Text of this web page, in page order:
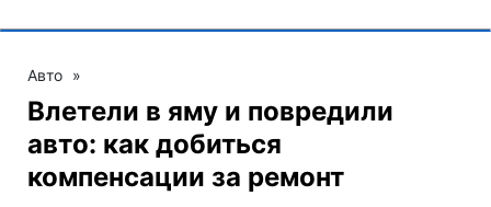
Авто »
Влетели в яму и повредили
авто: как добиться
компенсации за ремонт